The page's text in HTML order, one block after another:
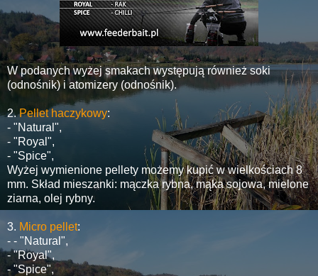
W podanych wyżej smakach występują również soki
(odnośnik) i atomizery (odnośnik).
2.Pellet haczykowy:
- "Natural",
- "Royal",
- "Spice",
Wyżej wymienione pellety możemy kupić w wielkościach 8
mm. Skład mieszanki: mączka rybna, mąka sojowa, mielone
ziarna, olej rybny.
3. Micro pellet:
- - "Natural",
- "Royal",
- "Spice",